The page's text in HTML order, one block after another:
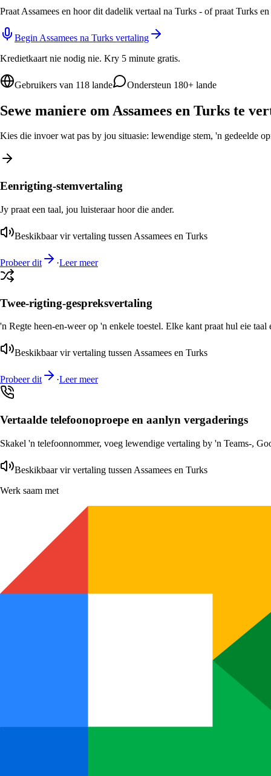
Praat Assamees en hoor dit dadelik vertaal na Turks - of praat Turks
Begin Assamees na Turks vertaling
Kredietkaart nie nodig nie. Kry 5 minute gratis.
Gebruikers van 118 lande Ondersteun 180+ lande
Sewe maniere om Assamees en Turks te
Kies die invoer wat pas by jou situasie: lewendige stem, 'n gedeelde
Eenrigting-stemvertaling
Jy praat een taal, jou luisteraar hoor die ander.
Beskikbaar vir vertaling tussen Assamees en Turks
Probeer dit ·Leer meer
Twee-rigting-gespreksvertaling
'n Regte heen-en-weer op 'n enkele toestel. Elke kant praat hul eie taal
Beskikbaar vir vertaling tussen Assamees en Turks
Probeer dit ·Leer meer
Vertaalde telefoonoproepe en aanlyn vergaderings
Skakel 'n telefoonnommer, voeg lewendige vertaling by 'n Teams-,
Beskikbaar vir vertaling tussen Assamees en Turks
Werk saam met